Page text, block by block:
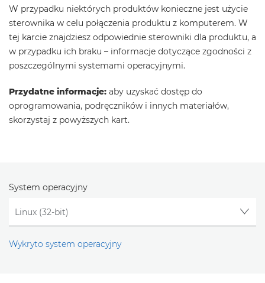
W przypadku niektórych produktów konieczne jest użycie
sterownika w celu połączenia produktu z komputerem. W
tej karcie znajdziesz odpowiednie sterowniki dla produktu, a
w przypadku ich braku – informacje dotyczące zgodności z
poszczególnymi systemami operacyjnymi.
Przydatne informacje: aby uzyskać dostęp do
oprogramowania, podręczników i innych materiałów,
skorzystaj z powyższych kart.
System operacyjny
Wykryto system operacyjny